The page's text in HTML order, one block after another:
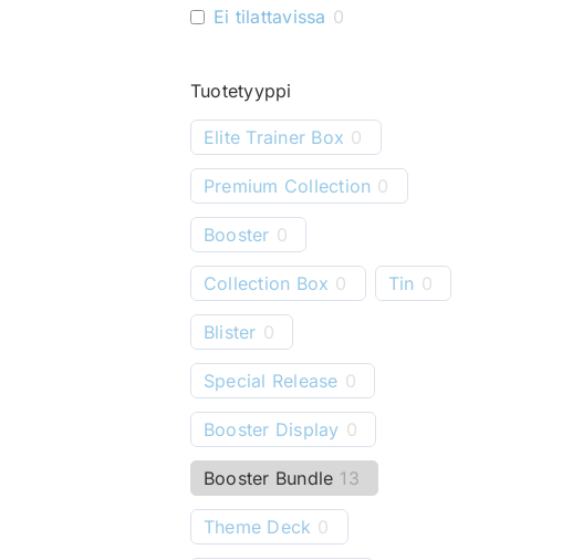
Ei tilattavissa 0
Tuotetyyppi
Elite Trainer Box 0
Premium Collection 0
Booster 0
Collection Box 0 Tin 0
Blister 0
Special Release 0
Booster Display 0
Booster Bundle 13
Theme Deck 0